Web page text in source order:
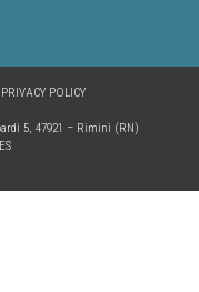
5, 47921 – Rimini (RN)
PRIVACY POLICY